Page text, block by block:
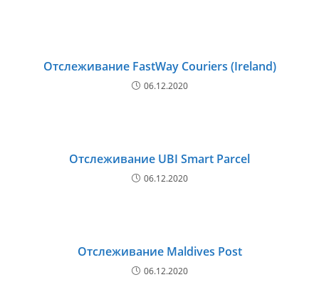
Отслеживание FastWay Couriers (Ireland)
06.12.2020
Отслеживание UBI Smart Parcel
06.12.2020
Отслеживание Maldives Post
06.12.2020